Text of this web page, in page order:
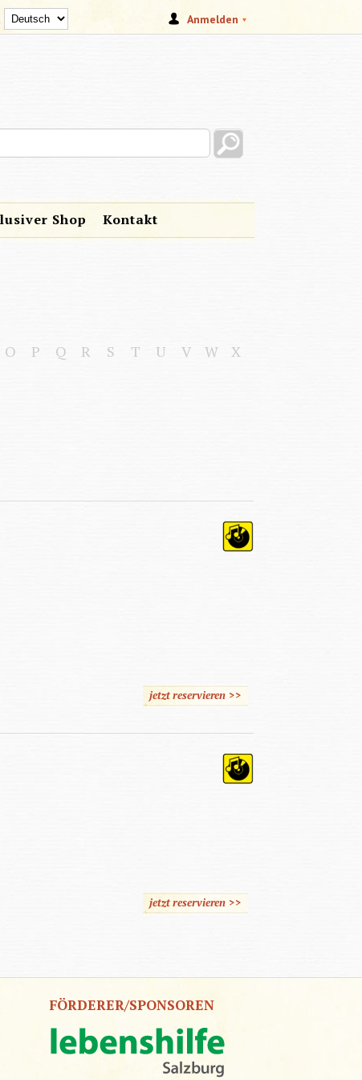
Anmelden
site
Shop Kontakt
O P Q R S T U V W
X
jetzt reservieren >>
jetzt reservieren >>
FÖRDERER/SPONSOREN